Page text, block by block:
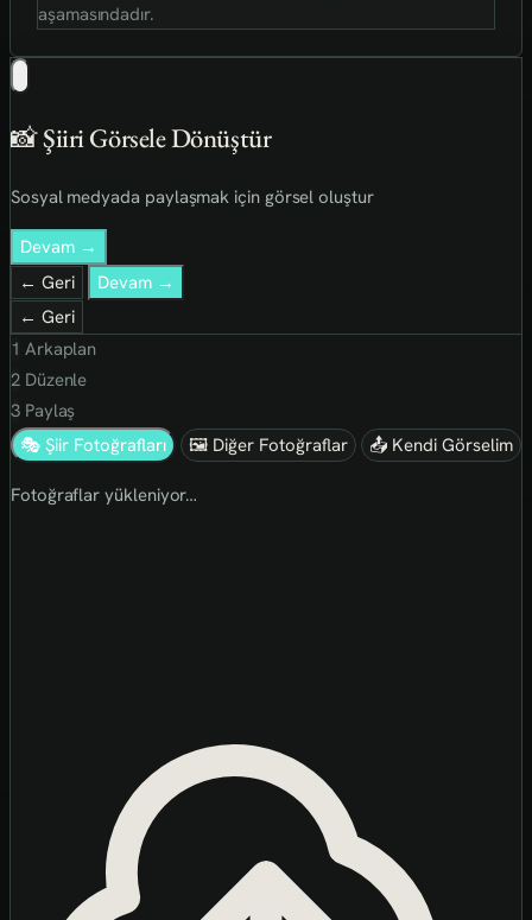
aşamasındadır.
📸 Şiiri Görsele Dönüştür
Sosyal medyada paylaşmak için görsel oluştur
Devam →
← Geri
Devam →
← Geri
1 Arkaplan
2Düzenle
3Paylaş
🎭 Şiir Fotoğrafları
🖼 Diğer Fotoğraflar 📤 Kendi Görselim
Fotoğraflar yükleniyor…